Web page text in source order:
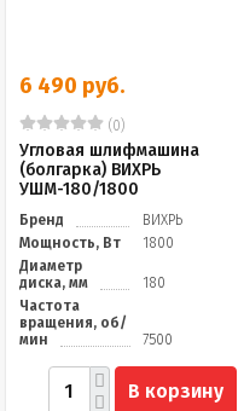
6 490 руб.
(0)
Угловая шлифмашина
(болгарка) ВИХРЬ
УШМ-180/1800
Бренд
ВИХРЬ
Мощность, Вт
1800
Диаметр
диска, мм
180
Частота
вращения, об/
мин
7500
В корзину